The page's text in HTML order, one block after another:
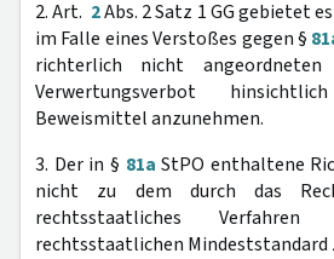
2. Art. 2Abs. 2 Satz 1 GG gebietet
im Falle eines Verstoßes gegen §
richterlich nicht
Verwertungsverbot
Beweismittel anzunehmen.
3. Der in § 81a StPO enthaltene
nicht zu dem durch das
rechtsstaatliches Verfahren
rechtsstaatlichen Mindeststandard